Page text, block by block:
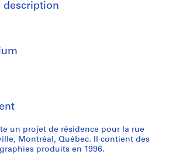
description
un projet de résidence pour la rue
Montréal, Québec. Il contient des
produits en 1996.